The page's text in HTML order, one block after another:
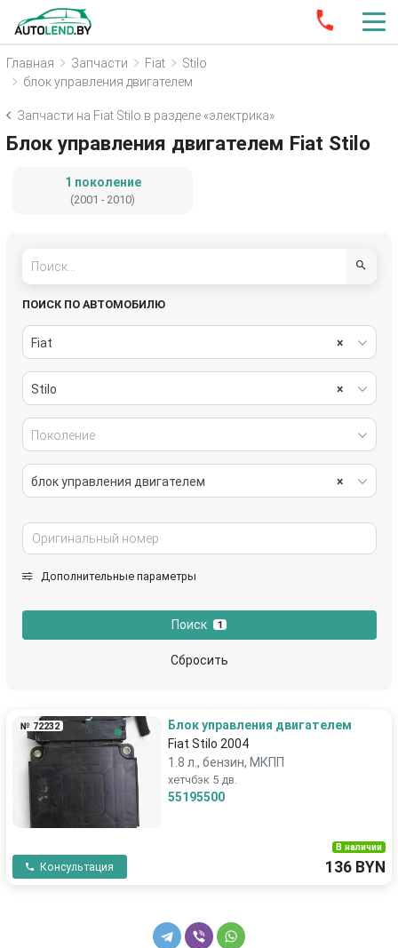
Главная Запчасти Fiat
Stilo
блок управления двигателем
Запчасти на Fiat Stilo в разделе «электрика»
Блок управления двигателем Fiat Stilo
1 поколение
(2001 - 2010)
ПОИСК ПО АВТОМОБИЛЮ
×
Fiat
×
Stilo
Поколение
×
блок управления двигателем
Дополнительные параметры
Поиск 1
Сбросить
№ 72232
Блок управления двигателем
Fiat Stilo 2004
1.8 л., бензин, МКПП
хетчбэк 5 дв.
55195500
Консультация
В наличии
136 BYN